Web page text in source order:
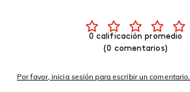
0 calificación promedio
(0 comentarios)
Por favor, inicia sesión para escribir un comentario.